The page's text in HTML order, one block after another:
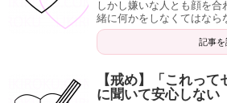
しかし嫌いな人とも顔を
緒に何かをしなくてはなら
記事を
【戒め】「これっ
に聞いて安心しない